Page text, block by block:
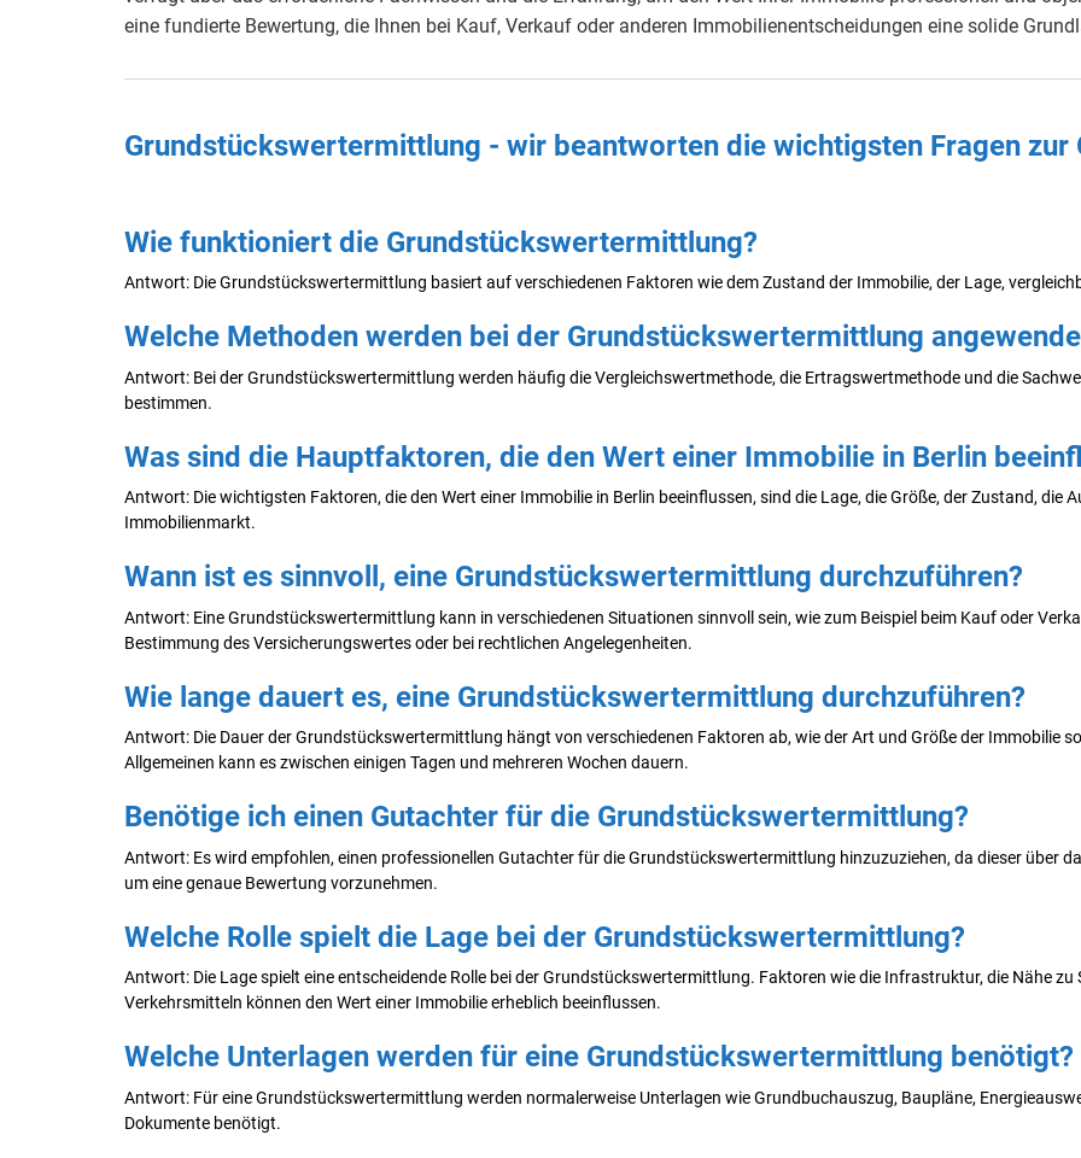
eine fundierte Bewertung, die Ihnen bei Kauf, Verkauf oder anderen Immobilienentscheidungen eine solide
Grundstückswertermittlung - wir beantworten die wichtigsten Fragen
Wie funktioniert die Grundstückswertermittlung?
Antwort: Die Grundstückswertermittlung basiert auf verschiedenen Faktoren wie dem Zustand der Immobilie, der Lage,
Welche Methoden werden bei der Grundstückswertermittlung
Antwort: Bei der Grundstückswertermittlung werden häufig die Vergleichswertmethode, die Ertragswertmethode und die
bestimmen.
Was sind die Hauptfaktoren, die den Wert einer Immobilie in Berlin
Antwort: Die wichtigsten Faktoren, die den Wert einer Immobilie in Berlin beeinflussen, sind die Lage, die Größe, der Zustand,
Immobilienmarkt.
Wann ist es sinnvoll, eine Grundstückswertermittlung durchzuführen?
Antwort: Eine Grundstückswertermittlung kann in verschiedenen Situationen sinnvoll sein, wie zum Beispiel beim Kauf oder
Bestimmung des Versicherungswertes oder bei rechtlichen Angelegenheiten.
Wie lange dauert es, eine Grundstückswertermittlung durchzuführen?
Antwort: Die Dauer der Grundstückswertermittlung hängt von verschiedenen Faktoren ab, wie der Art und Größe der Immobilie
Allgemeinen kann es zwischen einigen Tagen und mehreren Wochen dauern.
Benötige ich einen Gutachter für die Grundstückswertermittlung?
Antwort: Es wird empfohlen, einen professionellen Gutachter für die Grundstückswertermittlung hinzuzuziehen, da dieser über
um eine genaue Bewertung vorzunehmen.
Welche Rolle spielt die Lage bei der Grundstückswertermittlung?
Antwort: Die Lage spielt eine entscheidende Rolle bei der Grundstückswertermittlung. Faktoren wie die Infrastruktur, die Nähe
Verkehrsmitteln können den Wert einer Immobilie erheblich beeinflussen.
Welche Unterlagen werden für eine Grundstückswertermittlung benötigt?
Antwort: Für eine Grundstückswertermittlung werden normalerweise Unterlagen wie Grundbuchauszug, Baupläne,
Dokumente benötigt.